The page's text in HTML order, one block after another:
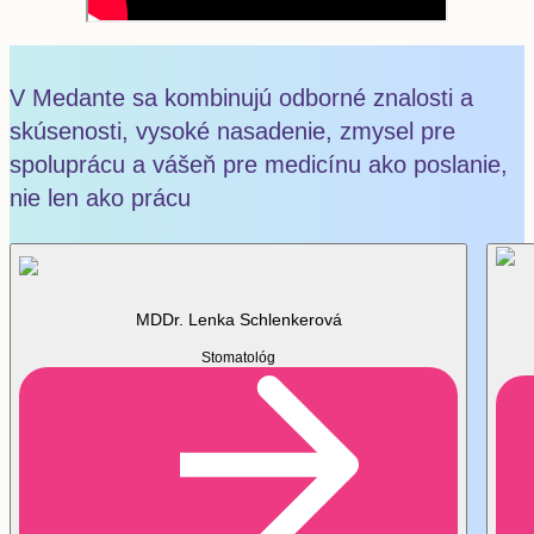
Zobraziť
Konzervačná stomatológia
V Medante sa kombinujú odborné znalosti a
skúsenosti, vysoké nasadenie, zmysel pre
spoluprácu a vášeň pre medicínu ako poslanie,
nie len ako prácu
MDDr. Lenka Schlenkerová
Stomatológ